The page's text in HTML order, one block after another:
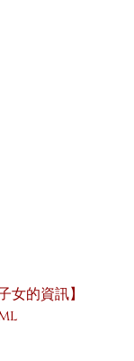
的資訊】